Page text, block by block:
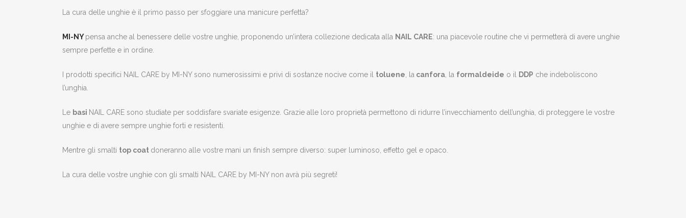
La cura delle unghie è il primo passo per sfoggiare una manicure perfetta?
MI-NY pensa anche al benessere delle vostre unghie, proponendo un’intera collezione dedicata alla NAIL CARE: una piacevole routine che vi permetterà di avere unghie
sempre perfette e in ordine.
I prodotti specifici NAIL CARE by MI-NY sono numerosissimi e privi di sostanze nocive come il toluene, la canfora, la formaldeide o il DDP che indeboliscono
l’unghia.
Le basi NAIL CARE sono studiate per soddisfare svariate esigenze. Grazie alle loro proprietà permettono di ridurre l’invecchiamento dell’unghia, di proteggere le vostre
unghie e di avere sempre unghie forti e resistenti.
Mentre gli smalti top coat doneranno alle vostre mani un finish sempre diverso: super luminoso, effetto gel e opaco.
La cura delle vostre unghie con gli smalti NAIL CARE by MI-NY non avrà più segreti!